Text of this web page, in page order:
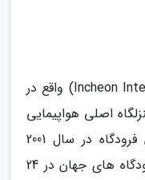
فرودگاه اینچیون (Incheon International Airport) واقع در
اصلی هواپیمایی
کُریَن (Korean Air) می باشد. این فرودگاه در سال 2001
افتتاح شد و یکی از شلوغ ترین فرودگاه های جهان در 24